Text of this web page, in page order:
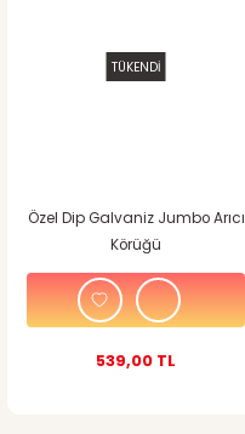
TÜKENDİ
Özel Dip Galvaniz Jumbo Arıcı
Körüğü
539,00 TL